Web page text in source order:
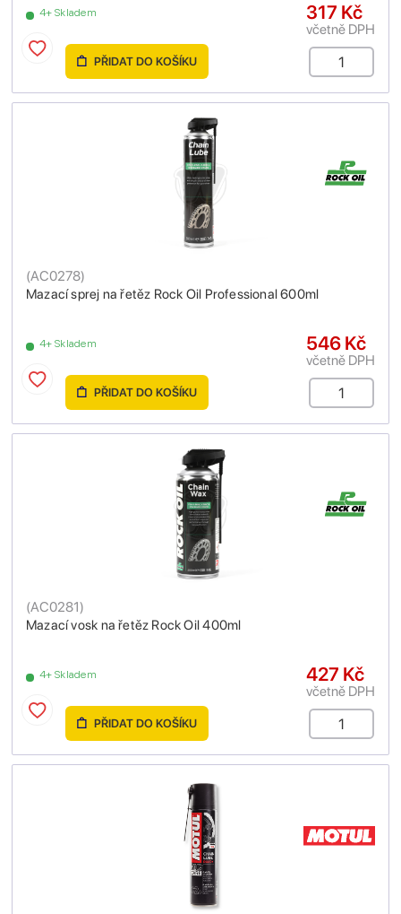
4+ Skladem 317 Kč
včetně DPH
PŘIDAT DO KOŠÍKU
Mazací sprej na řetěz Rock Oil Professional 600ml
(AC0278)
4+ Skladem 546 Kč
včetně DPH
PŘIDAT DO KOŠÍKU
Mazací vosk na řetěz Rock Oil 400ml
(AC0281)
4+ Skladem 427 Kč
včetně DPH
PŘIDAT DO KOŠÍKU